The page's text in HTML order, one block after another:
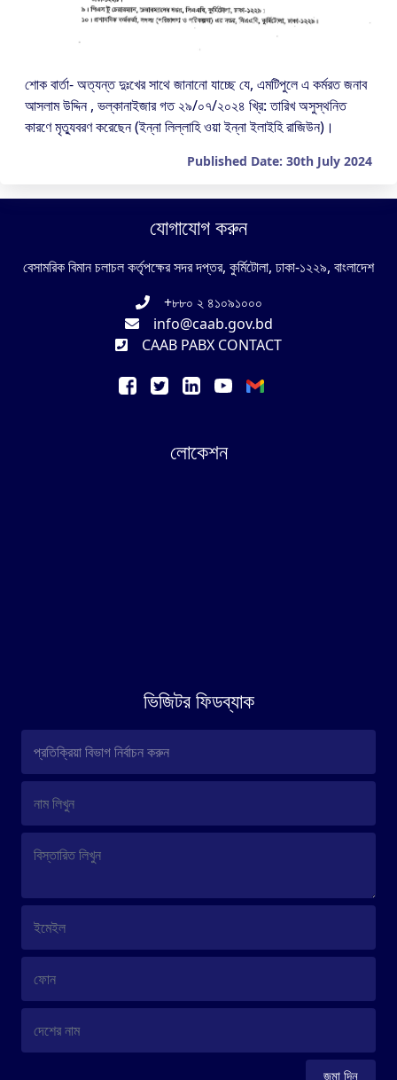
শোক বার্তা- অত্যন্ত দুঃখের সাথে জানানো যাচ্ছে যে, এমটিপুলে এ কর্মরত জনাব
আসলাম উদ্দিন , ভল্কানাইজার গত ২৯/০৭/২০২৪ খ্রি: তারিখ অসুস্থনিত
কারণে মৃত্যুবরণ করেছেন (ইন্না লিল্লাহি ওয়া ইন্না ইলাইহি রাজিউন)।
Published Date: 30th July 2024
যোগাযোগ করুন
বেসামরিক বিমান চলাচল কর্তৃপক্ষের সদর দপ্তর, কুর্মিটোলা, ঢাকা-১২২৯, বাংলাদেশ
+৮৮০ ২ ৪১০৯১০০০
info@caab.gov.bd
CAAB PABX CONTACT
লোকেশন
ভিজিটর ফিডব্যাক
জমা দিন